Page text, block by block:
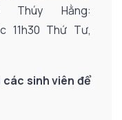
Hằng:
11h30 Thứ Tư,
sinh viên để